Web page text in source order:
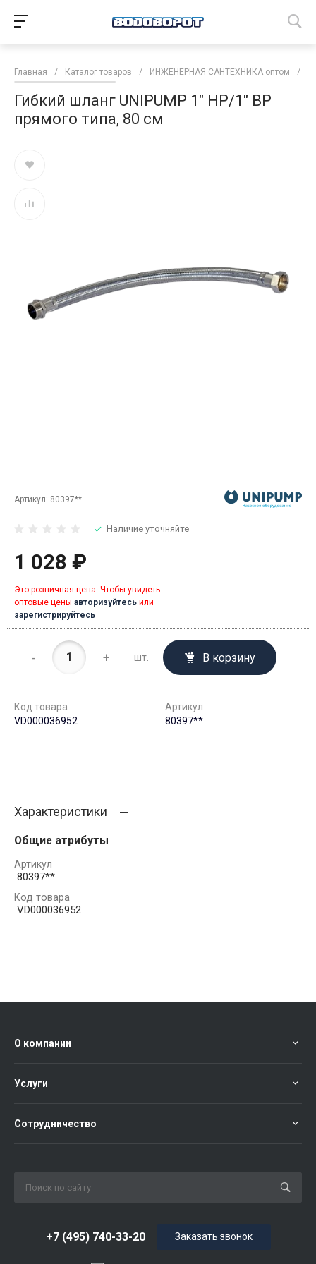
Главная / Каталог товаров / ИНЖЕНЕРНАЯ САНТЕХНИКА оптом /
Гибкий шланг UNIPUMP 1" НР/1" ВР
прямого типа, 80 см
Артикул: 80397**
Наличие уточняйте
1 028 ₽
Это розничная цена. Чтобы увидеть
оптовые цены авторизуйтесь или
зарегистрируйтесь
- + шт. В корзину
Код товара
VD000036952
Артикул
80397**
Характеристики
Общие атрибуты
Артикул
80397**
Код товара
VD000036952
О компании
Услуги
Сотрудничество
+7 (495) 740-33-20 Заказать звонок